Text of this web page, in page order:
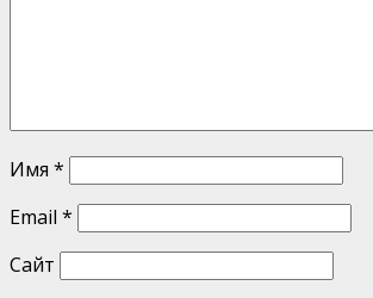
Имя *
Email *
Сайт